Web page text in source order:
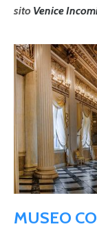
sito Venice
MUSEO